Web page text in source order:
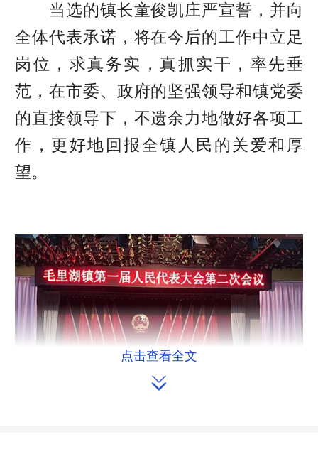
当选的镇长童俊凯庄严宣誓，并向
全体代表承诺，将在今后的工作中立足
岗位，求真务实，真抓实干，率先垂
范，在市委、政府的坚强领导和镇党委
的直接领导下，不遗余力地做好各项工
作，更好地回报全镇人民的关爱和厚
望。
点击查看全文
